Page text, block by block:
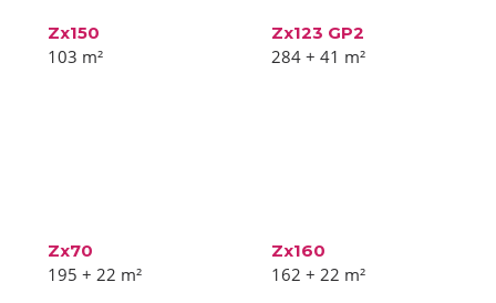
Zx150
103 m²
Zx123 GP2
284 + 41 m²
Zx70
195 + 22 m²
Zx160
162 + 22 m²